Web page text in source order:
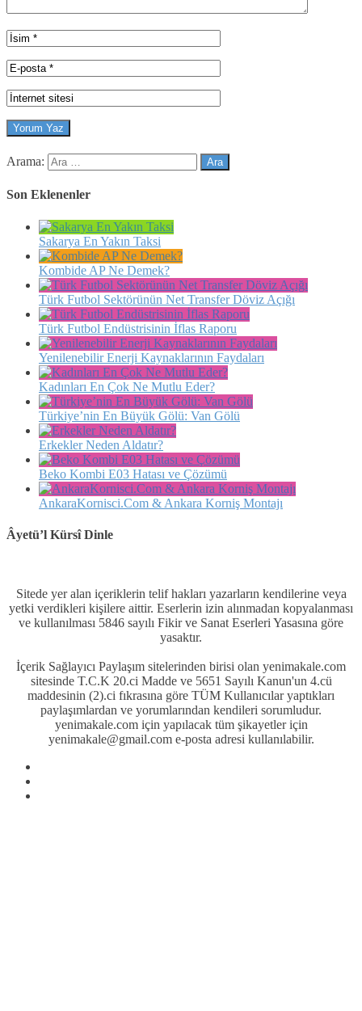
Arama:
Son Eklenenler
Sakarya En Yakın Taksi
Kombide AP Ne Demek?
Türk Futbol Sektörünün Net Transfer Döviz Açığı
Türk Futbol Endüstrisinin İflas Raporu
Yenilenebilir Enerji Kaynaklarının Faydaları
Kadınları En Çok Ne Mutlu Eder?
Türkiye’nin En Büyük Gölü: Van Gölü
Erkekler Neden Aldatır?
Beko Kombi E03 Hatası ve Çözümü
AnkaraKornisci.Com & Ankara Korniş Montajı
Âyetü’l Kürsî Dinle
Sitede yer alan içeriklerin telif hakları yazarların kendilerine veya
yetki verdikleri kişilere aittir. Eserlerin izin alınmadan kopyalanması
ve kullanılması 5846 sayılı Fikir ve Sanat Eserleri Yasasına göre
yasaktır.
İçerik Sağlayıcı Paylaşım sitelerinden birisi olan yenimakale.com
sitesinde T.C.K 20.ci Madde ve 5651 Sayılı Kanun'un 4.cü
maddesinin (2).ci fıkrasına göre TÜM Kullanıcılar yaptıkları
paylaşımlardan ve yorumlarından kendileri sorumludur.
yenimakale.com için yapılacak tüm şikayetler için
yenimakale@gmail.com e-posta adresi kullanılabilir.